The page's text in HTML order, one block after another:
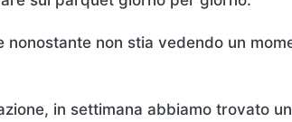
non stia vedendo un
in settimana abbiamo trovato